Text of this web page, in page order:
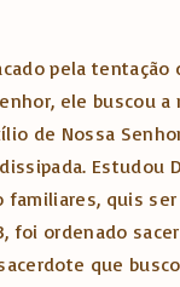
pela
ele buscou a
de Nossa
Estudou
quis ser
foi ordenado
que